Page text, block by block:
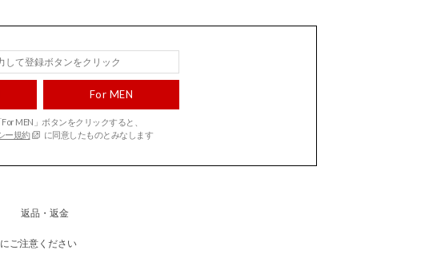
For MEN
MEN」ボタンをクリックすると、
ー規約 に同意したものとみなします
返品・返金
ご注意ください